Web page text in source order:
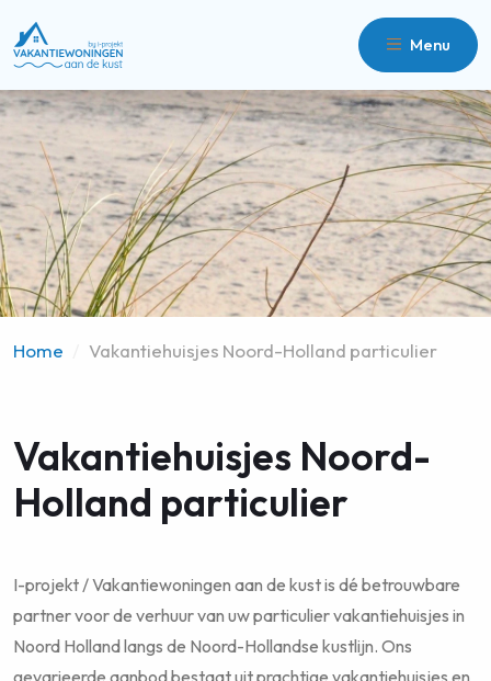
Menu
Home Vakantiehuisjes Noord-Holland particulier
Vakantiehuisjes Noord-
Holland particulier
I-projekt / Vakantiewoningen aan de kust is dé betrouwbare
partner voor de verhuur van uw particulier vakantiehuisjes in
Noord Holland langs de Noord-Hollandse kustlijn. Ons